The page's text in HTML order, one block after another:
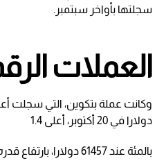
سجلتها بأواخر سبتمبر.
العملات
دولارا في 20 أكتوبر، أعلى 1.4